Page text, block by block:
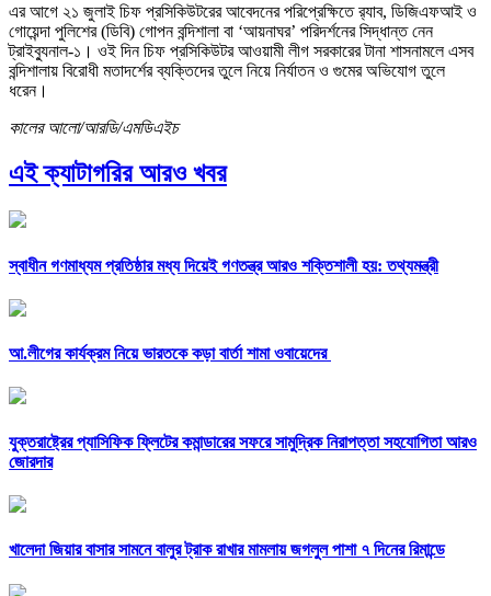
এর আগে ২১ জুলাই চিফ প্রসিকিউটরের আবেদনের পরিপ্রেক্ষিতে র‍্যাব, ডিজিএফআই ও
গোয়েন্দা পুলিশের (ডিবি) গোপন বন্দিশালা বা ‘আয়নাঘর’ পরিদর্শনের সিদ্ধান্ত নেন
ট্রাইব্যুনাল-১। ওই দিন চিফ প্রসিকিউটর আওয়ামী লীগ সরকারের টানা শাসনামলে এসব
বন্দিশালায় বিরোধী মতাদর্শের ব্যক্তিদের তুলে নিয়ে নির্যাতন ও গুমের অভিযোগ তুলে
ধরেন।
কালের আলো/আরডি/এমডিএইচ
এই ক্যাটাগরির আরও খবর
স্বাধীন গণমাধ্যম প্রতিষ্ঠার মধ্য দিয়েই গণতন্ত্র আরও শক্তিশালী হয়: তথ্যমন্ত্রী
আ.লীগের কার্যক্রম নিয়ে ভারতকে কড়া বার্তা শামা ওবায়েদের
যুক্তরাষ্ট্রের প্যাসিফিক ফ্লিটের কমান্ডারের সফরে সামুদ্রিক নিরাপত্তা সহযোগিতা আরও
জোরদার
খালেদা জিয়ার বাসার সামনে বালুর ট্রাক রাখার মামলায় জগলুল পাশা ৭ দিনের রিমান্ডে